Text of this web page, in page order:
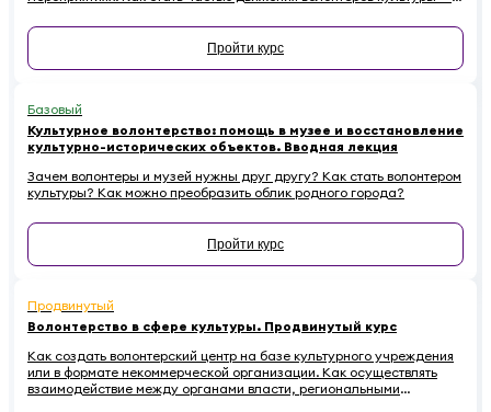
Пройти курс
Базовый
Культурное волонтерство: помощь в музее и восстановление
культурно-исторических объектов. Вводная лекция
Зачем волонтеры и музей нужны друг другу? Как стать волонтером
культуры? Как можно преобразить облик родного города?
Пройти курс
Продвинутый
Волонтерство в сфере культуры. Продвинутый курс
Как создать волонтерский центр на базе культурного учреждения
или в формате некоммерческой организации. Как осуществлять
взаимодействие между органами власти, региональными